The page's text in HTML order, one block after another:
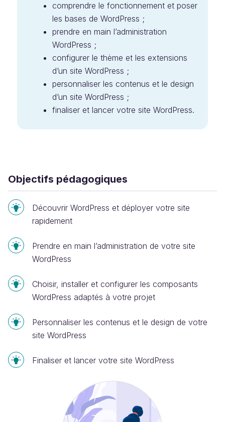
comprendre le fonctionnement et poser
les bases de WordPress ;
prendre en main l’administration
WordPress ;
configurer le thème et les extensions
d’un site WordPress ;
personnaliser les contenus et le design
d’un site WordPress ;
finaliser et lancer votre site WordPress.
Objectifs pédagogiques
Découvrir WordPress et déployer votre site
rapidement
Prendre en main l’administration de votre site
WordPress
Choisir, installer et configurer les composants
WordPress adaptés à votre projet
Personnaliser les contenus et le design de votre
site WordPress
Finaliser et lancer votre site WordPress